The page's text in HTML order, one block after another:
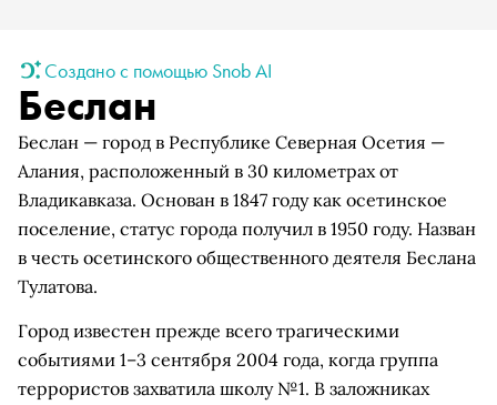
Создано с помощью Snob AI
Беслан
Беслан — город в Республике Северная Осетия —
Алания, расположенный в 30 километрах от
Владикавказа. Основан в 1847 году как осетинское
поселение, статус города получил в 1950 году. Назван
в честь осетинского общественного деятеля Беслана
Тулатова.
Город известен прежде всего трагическими
событиями 1–3 сентября 2004 года, когда группа
террористов захватила школу №1. В заложниках